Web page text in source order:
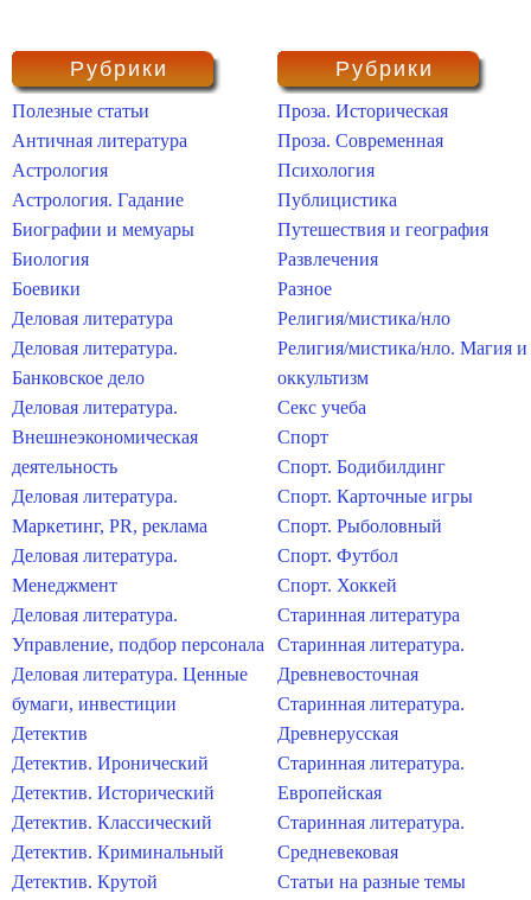
Рубрики
Полезные статьи
Античная литература
Астрология
Астрология. Гадание
Биографии и мемуары
Биология
Боевики
Деловая литература
Деловая литература.
Банковское дело
Деловая литература.
Внешнеэкономическая
деятельность
Деловая литература.
Маркетинг, PR, реклама
Деловая литература.
Менеджмент
Деловая литература.
Управление, подбор персонала
Деловая литература. Ценные
бумаги, инвестиции
Детектив
Детектив. Иронический
Детектив. Исторический
Детектив. Классический
Детектив. Криминальный
Детектив. Крутой
Рубрики
Проза. Историческая
Проза. Современная
Психология
Публицистика
Путешествия и география
Развлечения
Разное
Религия/мистика/нло
Религия/мистика/нло. Магия и
оккультизм
Секс учеба
Спорт
Спорт. Бодибилдинг
Спорт. Карточные игры
Спорт. Рыболовный
Спорт. Футбол
Спорт. Хоккей
Старинная литература
Старинная литература.
Древневосточная
Старинная литература.
Древнерусская
Старинная литература.
Европейская
Старинная литература.
Средневековая
Статьи на разные темы